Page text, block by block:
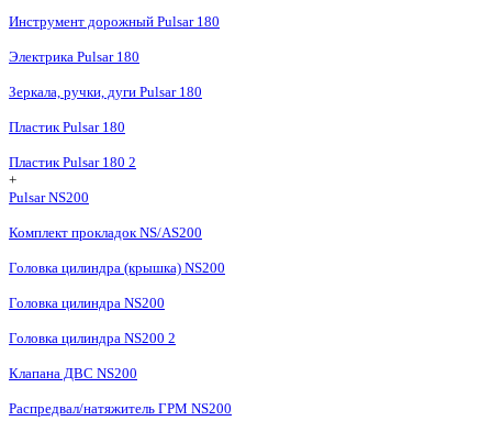
Инструмент дорожный Pulsar 180
Электрика Pulsar 180
Зеркала, ручки, дуги Pulsar 180
Пластик Pulsar 180
Пластик Pulsar 180 2
+
Pulsar NS200
Комплект прокладок NS/AS200
Головка цилиндра (крышка) NS200
Головка цилиндра NS200
Головка цилиндра NS200 2
Клапана ДВС NS200
Распредвал/натяжитель ГРМ NS200